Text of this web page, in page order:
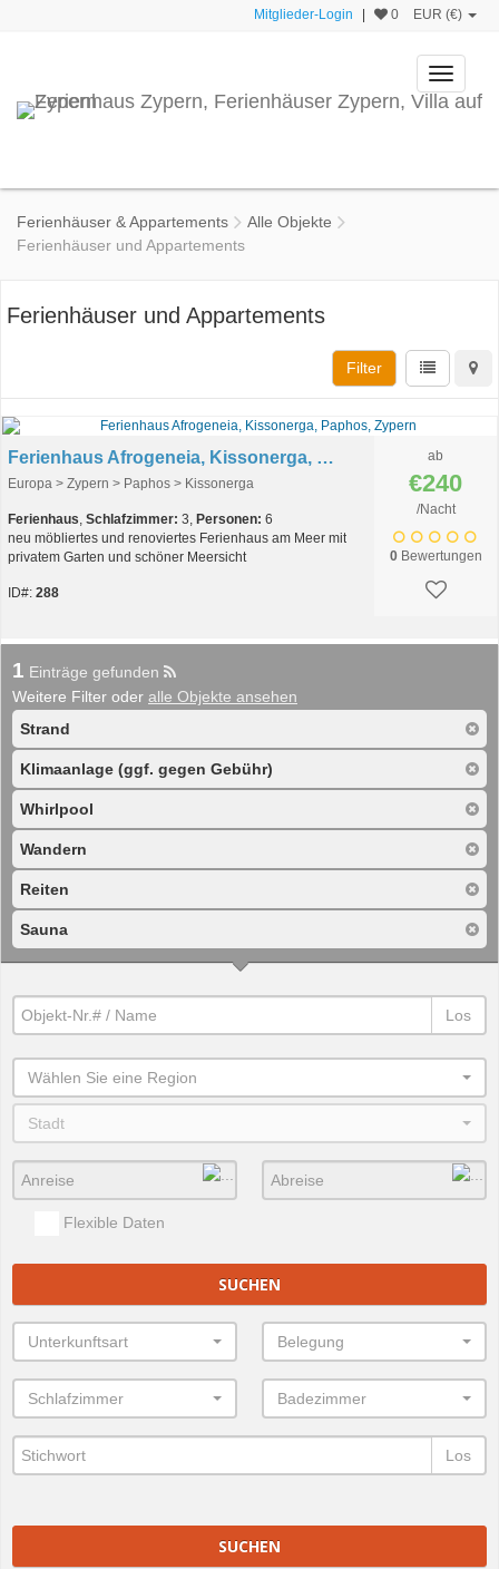
Mitglieder-Login 0 EUR (€)
Toggle
Ferienhäuser & Appartements
Alle Objekte
Ferienhäuser und Appartements
Ferienhäuser und Appartements
Filter
Ferienhaus Afrogeneia, Kissonerga, Paphos, Zypern
Europa > Zypern > Paphos > Kissonerga
Ferienhaus, Schlafzimmer: 3, Personen: 6
neu möbliertes und renoviertes Ferienhaus am Meer mit
privatem Garten und schöner Meersicht
ID#: 288
ab
€240
/Nacht
0Bewertungen
1 Einträge gefunden
Weitere Filter oder alle Objekte ansehen
Strand
Klimaanlage (ggf. gegen Gebühr)
Whirlpool
Wandern
Reiten
Sauna
Los
Wählen Sie eine Region
Stadt
Flexible Daten
SUCHEN
Unterkunftsart Belegung
Schlafzimmer Badezimmer
Los
SUCHEN